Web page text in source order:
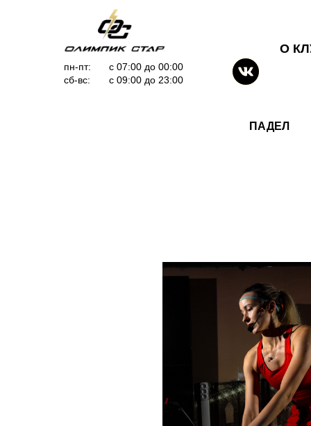
с 07:00 до 00:00
с 09:00 до 23:00
пн-пт:
сб-вс:
О
ПАДЕЛ